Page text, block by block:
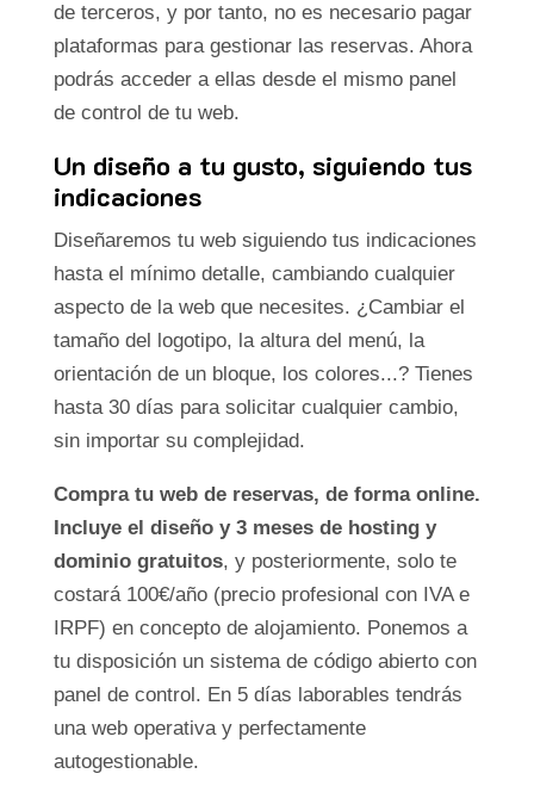
de terceros, y por tanto, no es necesario pagar
plataformas para gestionar las reservas. Ahora
podrás acceder a ellas desde el mismo panel
de control de tu web.
Un diseño a tu gusto, siguiendo tus
indicaciones
Diseñaremos tu web siguiendo tus indicaciones
hasta el mínimo detalle, cambiando cualquier
aspecto de la web que necesites. ¿Cambiar el
tamaño del logotipo, la altura del menú, la
orientación de un bloque, los colores...? Tienes
hasta 30 días para solicitar cualquier cambio,
sin importar su complejidad.
Compra tu web de reservas, de forma online.
Incluye el diseño y 3 meses de hosting y
dominio gratuitos, y posteriormente, solo te
costará 100€/año (precio profesional con IVA e
IRPF) en concepto de alojamiento. Ponemos a
tu disposición un sistema de código abierto con
panel de control. En 5 días laborables tendrás
una web operativa y perfectamente
autogestionable.